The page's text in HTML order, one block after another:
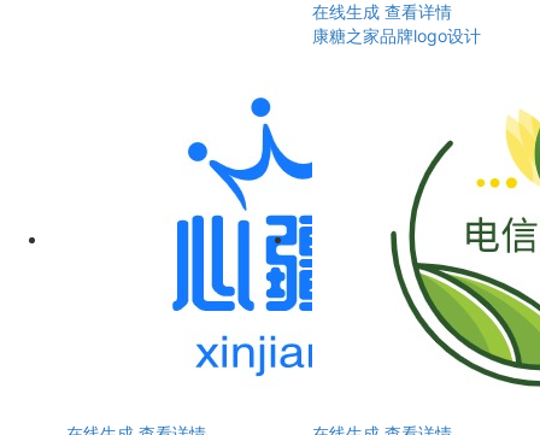
在线生成 查看详情
康糖之家品牌logo设计